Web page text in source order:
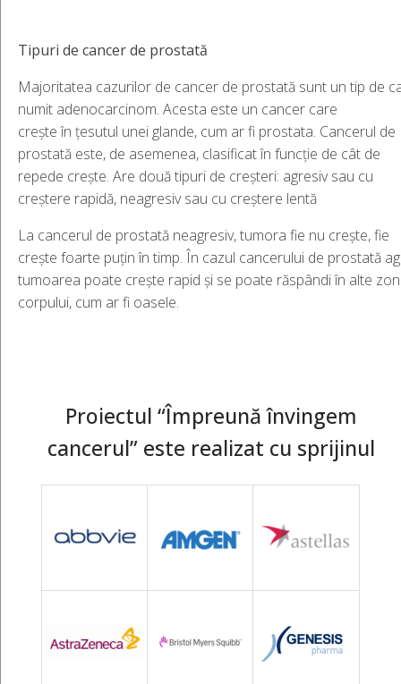
Tipuri de cancer de prostată
Majoritatea cazurilor de cancer de prostată sunt un tip de
numit adenocarcinom. Acesta este un cancer care
crește în țesutul unei glande, cum ar fi prostata. Cancerul de
prostată este, de asemenea, clasificat în funcție de cât de
repede crește. Are două tipuri de creșteri: agresiv sau cu
creștere rapidă, neagresiv sau cu creștere lentă
La cancerul de prostată neagresiv, tumora fie nu crește, fie
crește foarte puțin în timp. În cazul cancerului de prostată
tumoarea poate crește rapid și se poate răspândi în alte
corpului, cum ar fi oasele.
Proiectul “Împreună învingem
cancerul” este realizat cu sprijinul